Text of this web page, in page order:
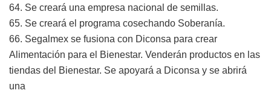
64. Se creará una empresa nacional de semillas.
65. Se creará el programa cosechando Soberanía.
66. Segalmex se fusiona con Diconsa para crear
Alimentación para el Bienestar. Venderán productos en las
tiendas del Bienestar. Se apoyará a Diconsa y se abrirá
una